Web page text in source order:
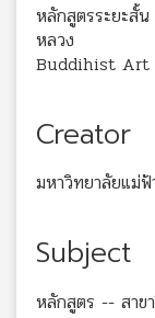
หลักสูตรระยะสั้
หลวง
Buddihist Art
Creator
มหาวิทยาลัยแม่ฟ้
Subject
หลักสูตร -- สาข